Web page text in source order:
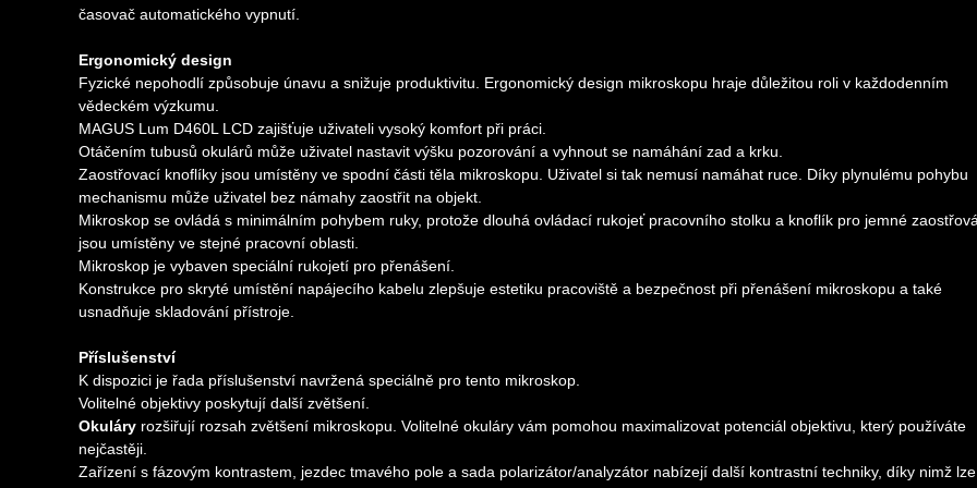
časovač automatického vypnutí.
Ergonomický design
Fyzické nepohodlí způsobuje únavu a snižuje produktivitu. Ergonomický design mikroskopu hraje důležitou roli v každodenním
vědeckém výzkumu.
MAGUS Lum D460L LCD zajišťuje uživateli vysoký komfort při práci.
Otáčením tubusů okulárů může uživatel nastavit výšku pozorování a vyhnout se namáhání zad a krku.
Zaostřovací knoflíky jsou umístěny ve spodní části těla mikroskopu. Uživatel si tak nemusí namáhat ruce. Díky plynulému pohybu
mechanismu může uživatel bez námahy zaostřit na objekt.
Mikroskop se ovládá s minimálním pohybem ruky, protože dlouhá ovládací rukojeť pracovního stolku a knoflík pro jemné
jsou umístěny ve stejné pracovní oblasti.
Mikroskop je vybaven speciální rukojetí pro přenášení.
Konstrukce pro skryté umístění napájecího kabelu zlepšuje estetiku pracoviště a bezpečnost při přenášení mikroskopu a také
usnadňuje skladování přístroje.
Příslušenství
K dispozici je řada příslušenství navržená speciálně pro tento mikroskop.
Volitelné objektivy poskytují další zvětšení.
Okuláry rozšiřují rozsah zvětšení mikroskopu. Volitelné okuláry vám pomohou maximalizovat potenciál objektivu, který používáte
nejčastěji.
Zařízení s fázovým kontrastem, jezdec tmavého pole a sada polarizátor/analyzátor nabízejí další kontrastní techniky, díky nimž lze